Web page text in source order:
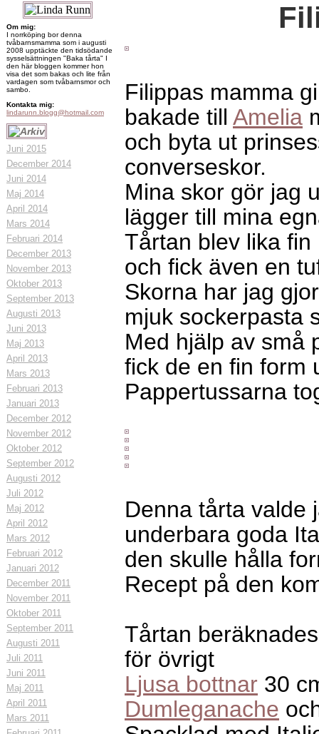
Om mig:
I norrköping bor denna
tvåbarnsmamma som i augusti
2008 upptäckte den tidsödande
sysselsättningen "Baka tårta" I
den här bloggen kommer hon
visa det som bakas och lite från
vardagen som tvåbarnsmor och
sambo.
Kontakta mig:
lindarunn.blogg@hotmail.com
Juni 2015
December 2014
Juni 2014
Maj 2014
April 2014
Mars 2014
Februari 2014
December 2013
November 2013
Oktober 2013
September 2013
Augusti 2013
Juni 2013
Maj 2013
April 2013
Mars 2013
Februari 2013
Januari 2013
December 2012
November 2012
Oktober 2012
September 2012
Augusti 2012
Juli 2012
Maj 2012
April 2012
Mars 2012
Februari 2012
Januari 2012
December 2011
November 2011
Oktober 2011
September 2011
Augusti 2011
Juli 2011
Juni 2011
Maj 2011
April 2011
Mars 2011
Filippas mamma
bakade till Amelia
och byta ut
converseskor.
Mina skor gör jag
lägger till mina
Tårtan blev lika
och fick även en
Skorna har jag
mjuk sockerpasta
Med hjälp av små
fick de en fin form
Pappertussarna
Denna tårta valde
underbara goda
den skulle hålla
Recept på den
Tårtan
för övrigt
Ljusa bottnar 30
Dumleganache